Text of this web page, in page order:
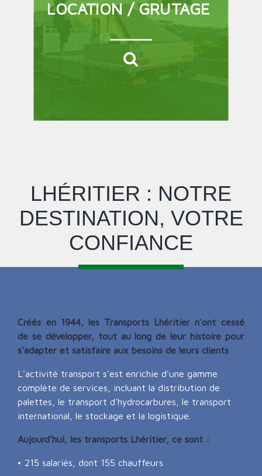
LOCATION / GRUTAGE
LHÉRITIER : NOTRE
DESTINATION, VOTRE
CONFIANCE
Créés en 1944, les Transports Lhéritier n'ont cessé
de se développer, tout au long de leur histoire pour
s'adapter et satisfaire aux besoins de leurs clients
L'activité transport s'est enrichie d'une gamme
complète de services, incluant la distribution de
palettes, le transport d'hydrocarbures, le transport
international, le stockage et la logistique.
Aujourd'hui, les transports Lhéritier, ce sont :
• 215 salariés, dont 155 chauffeurs